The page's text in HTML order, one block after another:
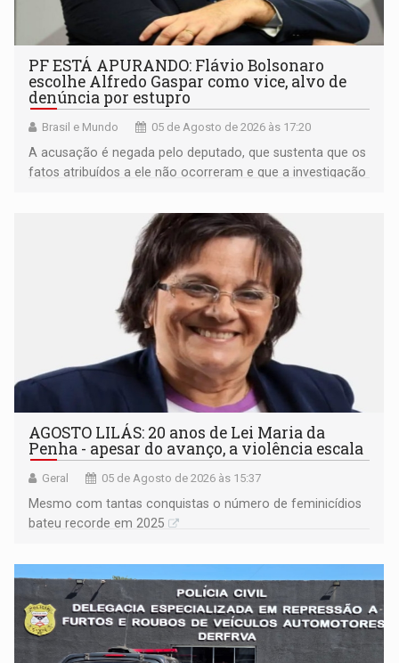
PF ESTÁ APURANDO: Flávio Bolsonaro
escolhe Alfredo Gaspar como vice, alvo de
denúncia por estupro
Brasil e Mundo 05 de Agosto de 2026 às 17:20
A acusação é negada pelo deputado, que sustenta que os
fatos atribuídos a ele não ocorreram e que a investigação
AGOSTO LILÁS: 20 anos de Lei Maria da
Penha - apesar do avanço, a violência escala
Geral 05 de Agosto de 2026 às 15:37
Mesmo com tantas conquistas o número de feminicídios
bateu recorde em 2025